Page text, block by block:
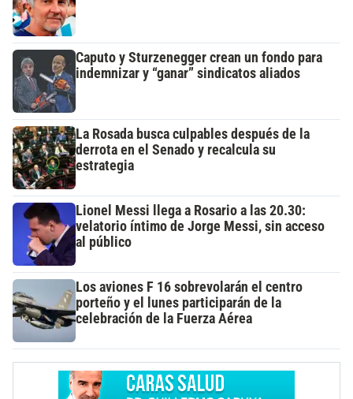
Caputo y Sturzenegger crean un fondo para
indemnizar y “ganar” sindicatos aliados
La Rosada busca culpables después de la
derrota en el Senado y recalcula su
estrategia
Lionel Messi llega a Rosario a las 20.30:
velatorio íntimo de Jorge Messi, sin acceso
al público
Los aviones F 16 sobrevolarán el centro
porteño y el lunes participarán de la
celebración de la Fuerza Aérea